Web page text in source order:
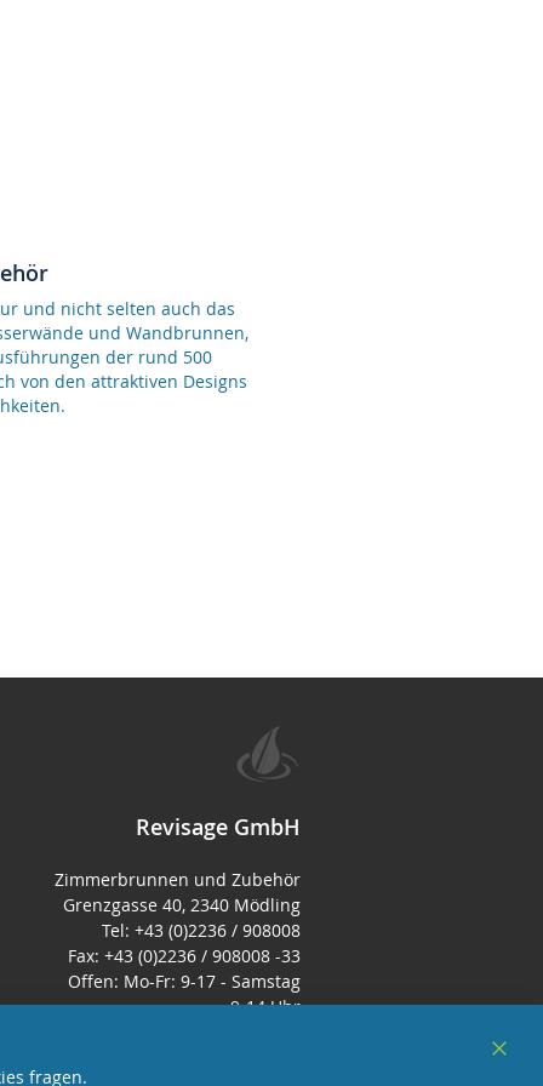
und nicht selten auch das
und Wandbrunnen,
der rund 500
von den attraktiven Designs
Revisage GmbH
Zimmerbrunnen und Zubehör
Grenzgasse 40, 2340 Mödling
Tel: +43 (0)2236 / 908008
Fax: +43 (0)2236 / 908008 -33
Offen: Mo-Fr: 9-17 - Samstag
9-14 Uhr
fragen.